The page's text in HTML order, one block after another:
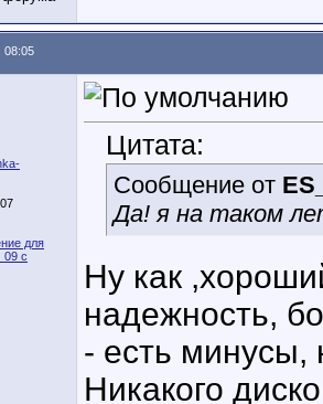
08:05
Цитата:
Сообщение от
Да! я на таком
Ну как
надежность,
- есть минусы,
Никакого